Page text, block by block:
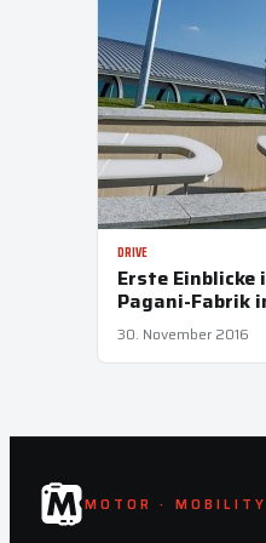
DRIVE
Erste Einblicke
Pagani-Fabrik
30. November 2016
MOTOR ·